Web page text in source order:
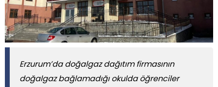
​​​​​​​Erzurum’da doğalgaz dağıtım firmasının
doğalgaz bağlamadığı okulda öğrenciler